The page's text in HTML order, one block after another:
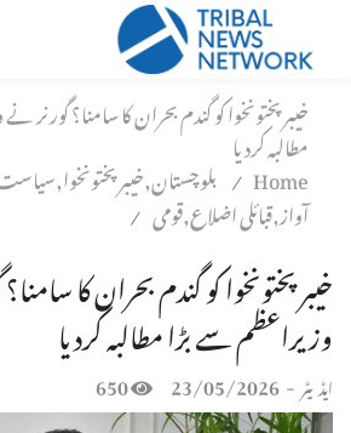
خیبرپختونخوا کو گندم بحران کا سامنا؟ گورنر
مطالبہ کردیا
Home
/ بلوچستان,خیبر
آواز,قبائلی اضلاع,قومی /
خیبرپختونخوا کو گندم بحران کا
وزیراعظم سے بڑا مطالبہ کردیا
ایڈیٹر -
23/05/2026